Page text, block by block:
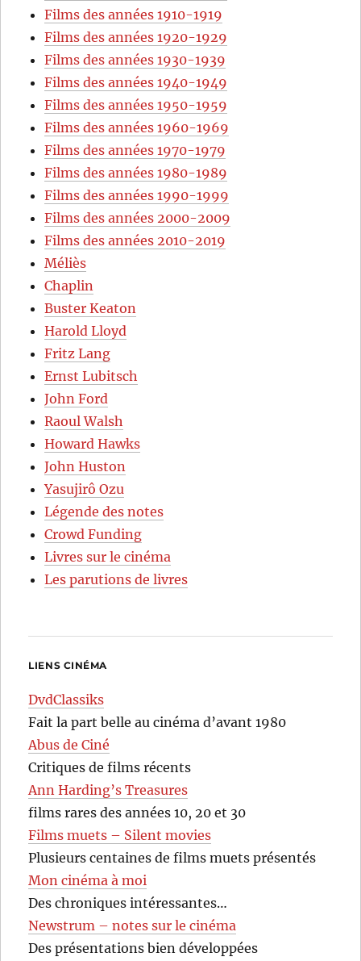
Films des années 1910-1919
Films des années 1920-1929
Films des années 1930-1939
Films des années 1940-1949
Films des années 1950-1959
Films des années 1960-1969
Films des années 1970-1979
Films des années 1980-1989
Films des années 1990-1999
Films des années 2000-2009
Films des années 2010-2019
Méliès
Chaplin
Buster Keaton
Harold Lloyd
Fritz Lang
Ernst Lubitsch
John Ford
Raoul Walsh
Howard Hawks
John Huston
Yasujirô Ozu
Légende des notes
Crowd Funding
Livres sur le cinéma
Les parutions de livres
LIENS CINÉMA
DvdClassiks
Fait la part belle au cinéma d’avant 1980
Abus de Ciné
Critiques de films récents
Ann Harding’s Treasures
films rares des années 10, 20 et 30
Films muets – Silent movies
Plusieurs centaines de films muets présentés
Mon cinéma à moi
Des chroniques intéressantes…
Newstrum – notes sur le cinéma
Des présentations bien développées